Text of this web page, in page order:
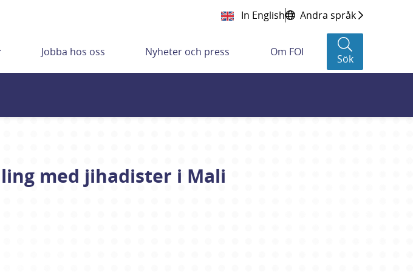
In English Andra språk
Jobba hos oss Nyheter och press Om FOI
Sök
med jihadister i Mali